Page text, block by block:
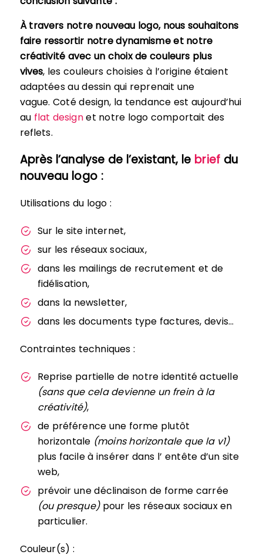
À travers notre nouveau logo, nous souhaitons
faire ressortir notre dynamisme et notre
créativité avec un choix de couleurs plus
vives, les couleurs choisies à l’origine étaient
adaptées au dessin qui reprenait une
vague. Coté design, la tendance est aujourd’hui
au flat designet notre logo comportait des
reflets.
Après l’analyse de l’existant, le briefdu
nouveau logo :
Utilisations du logo :
Sur le site internet,
sur les réseaux sociaux,
dans les mailings de recrutement et de
fidélisation,
dans la newsletter,
dans les documents type factures, devis…
Contraintes techniques :
Reprise partielle de notre identité actuelle
(sans que cela devienne un frein à la
créativité),
de préférence une forme plutôt
horizontale (moins horizontale que la v1)
plus facile à insérer dans l’ entête d’un site
web,
prévoir une déclinaison de forme carrée
(ou presque)pour les réseaux sociaux en
particulier.
Couleur(s) :